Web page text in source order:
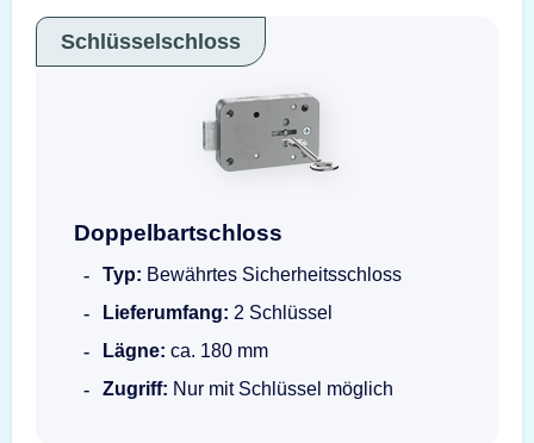
Schlüsselschloss
Doppelbartschloss
Doppelbartschloss
Typ: Bewährtes Sicherheitsschloss
Lieferumfang: 2 Schlüssel
Lägne: ca. 180 mm
Zugriff: Nur mit Schlüssel möglich